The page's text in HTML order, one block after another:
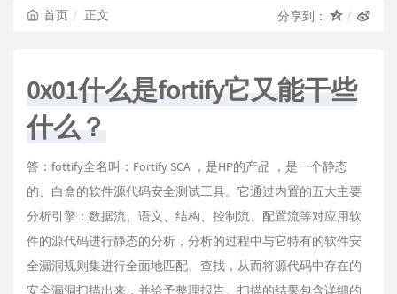
首页 正文 分享到：
0x01什么是fortify它又能干些
什么？
答：fottify全名叫：Fortify SCA ，是HP的产品 ，是一个静态
的、白盒的软件源代码安全测试工具。它通过内置的五大主要
分析引擎：数据流、语义、结构、控制流、配置流等对应用软
件的源代码进行静态的分析，分析的过程中与它特有的软件安
全漏洞规则集进行全面地匹配、查找，从而将源代码中存在的
安全漏洞扫描出来，并给予整理报告。扫描的结果包含详细的